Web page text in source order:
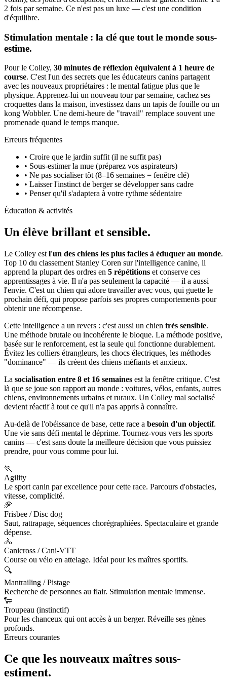
2 fois par semaine. Ce n'est pas un luxe — c'est une condition
d'équilibre.
Stimulation mentale : la clé que tout le monde sous-
estime.
Pour le Colley, 30 minutes de réflexion équivalent à 1 heure de
course. C'est l'un des secrets que les éducateurs canins partagent
avec les nouveaux propriétaires : le mental fatigue plus que le
physique. Apprenez-lui un nouveau tour par semaine, cachez ses
croquettes dans la maison, investissez dans un tapis de fouille ou un
kong Wobbler. Une demi-heure de "travail" remplace souvent une
promenade quand le temps manque.
Erreurs fréquentes
• Croire que le jardin suffit (il ne suffit pas)
• Sous-estimer la mue (préparez vos aspirateurs)
• Ne pas socialiser tôt (8–16 semaines = fenêtre clé)
• Laisser l'instinct de berger se développer sans cadre
• Penser qu'il s'adaptera à votre rythme sédentaire
Éducation & activités
Un élève brillant et sensible.
Le Colley est l'un des chiens les plus faciles à éduquer au monde.
Top 10 du classement Stanley Coren sur l'intelligence canine, il
apprend la plupart des ordres en 5 répétitions et conserve ces
apprentissages à vie. Il n'a pas seulement la capacité — il a aussi
l'envie. C'est un chien qui adore travailler avec vous, qui guette le
prochain défi, qui propose parfois ses propres comportements pour
obtenir une récompense.
Cette intelligence a un revers : c'est aussi un chien très sensible.
Une méthode brutale ou incohérente le bloque. La méthode positive,
basée sur le renforcement, est la seule qui fonctionne durablement.
Évitez les colliers étrangleurs, les chocs électriques, les méthodes
"dominance" — ils créent des chiens méfiants et anxieux.
La socialisation entre 8 et 16 semaines est la fenêtre critique. C'est
là que se joue son rapport au monde : voitures, vélos, enfants, autres
chiens, environnements urbains et ruraux. Un Colley mal socialisé
devient réactif à tout ce qu'il n'a pas appris à connaître.
Au-delà de l'obéissance de base, cette race a besoin d'un objectif.
Une vie sans défi mental le déprime. Tournez-vous vers les sports
canins — c'est sans doute la meilleure décision que vous puissiez
prendre, pour vous comme pour lui.
🏃
Agility
Le sport canin par excellence pour cette race. Parcours d'obstacles,
vitesse, complicité.
🥏
Frisbee / Disc dog
Saut, rattrapage, séquences chorégraphiées. Spectaculaire et grande
dépense.
🚴
Canicross / Cani-VTT
Course ou vélo en attelage. Idéal pour les maîtres sportifs.
🔍
Mantrailing / Pistage
Recherche de personnes au flair. Stimulation mentale immense.
🐑
Troupeau (instinctif)
Pour les chanceux qui ont accès à un berger. Réveille ses gènes
profonds.
Erreurs courantes
Ce que les nouveaux maîtres sous-
estiment.